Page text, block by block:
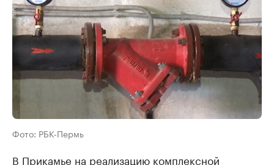
Фото: РБК-Пермь
В Прикамье на реализацию комплексной